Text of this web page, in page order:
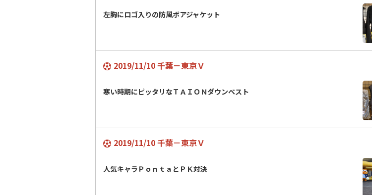
左胸にロゴ入りの防風ボアジャケット
2019/11/10 千葉－東京Ｖ
寒い時期にピッタリなＴＡＩＯＮダウンベスト
2019/11/10 千葉－東京Ｖ
人気キャラＰｏｎｔａとＰＫ対決